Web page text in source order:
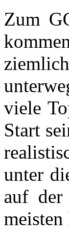
Zum
viele
Start
unter
auf